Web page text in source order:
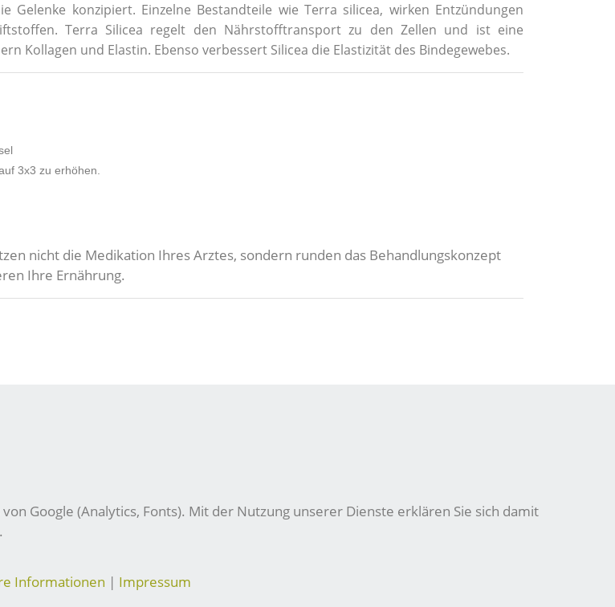
konzipiert. Einzelne Bestandteile wie Terra silicea, wirken Entzündungen
Terra Silicea regelt den Nährstofftransport zu den Zellen und ist eine
Kollagen und Elastin. Ebenso verbessert Silicea die Elastizität des Bindegewebes.
3x3 zu erhöhen.
nicht die Medikation Ihres Arztes, sondern runden das Behandlungskonzept
Ihre Ernährung.
Google (Analytics, Fonts). Mit der Nutzung unserer Dienste erklären Sie sich damit
Informationen | Impressum